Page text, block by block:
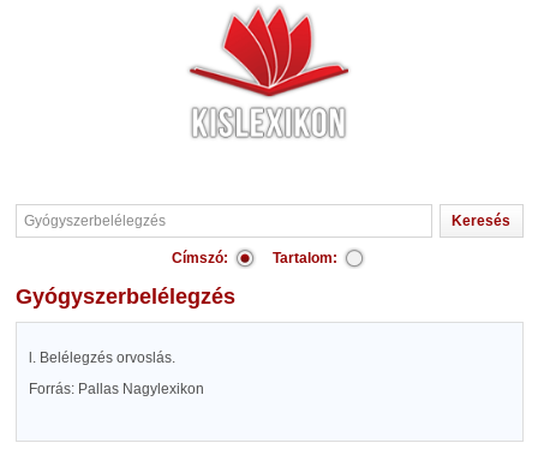
Címszó: Tartalom:
Gyógyszerbelélegzés
l. Belélegzés orvoslás.
Forrás: Pallas Nagylexikon